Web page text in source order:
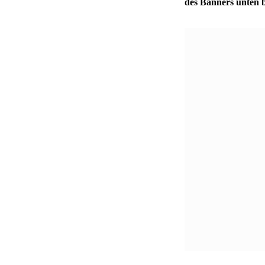
des Banners unten